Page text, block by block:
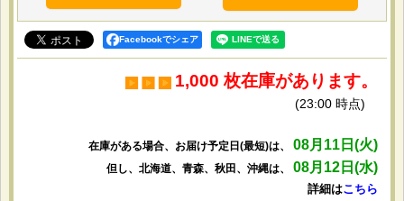
Facebookでシェア
1,000 枚在庫があります。
(23:00 時点)
在庫がある場合、お届け予定日(最短)は、 08月11日(火)
但し、北海道、青森、秋田、沖縄は、 08月12日(水)
詳細はこちら